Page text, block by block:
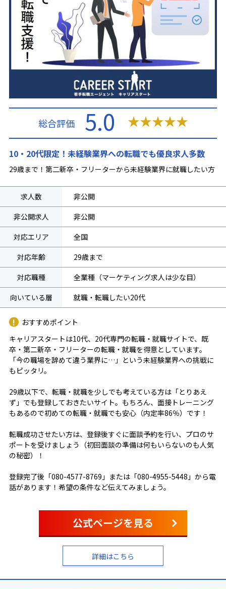
10・20代限定！未経験業界への転職でも優良求人多数
29歳まで！第二新卒・フリーターから未経験業界に就職したい方
総合評価 5.0 ★★★★★
公式ページを見る
詳細はこちら
求人数
非公開
非公開求人
非公開
対応エリア
全国
対応年齢
29歳まで
対応職種
全業種（マーケティング求人は少な目）
向いている層
就職・転職したい20代
おすすめポイント
キャリアスタートは10代、20代専門の転職・就職サイトで、既
卒・第二新卒・フリーターの転職・就職を得意としています。
「今の職場を辞めて違う業界に…」という未経験業界への挑戦に
もピッタリ。
29歳以下で、転職・就職を少しでも考えている方は「とりあえ
ず」でも登録しておきたいサイト。もちろん、面接トレーニング
もあるので初めての転職・就職でも安心（内定率86％）です！
転職成功させたい方は、登録後すぐに面談予約を行い、プロのサ
ポートを受けましょう（初回面談の準備は何もいらないのも人気
の秘密）！
登録完了後「080-4577-8769」または「080-4955-5448」から電
話があります！希望の条件など伝えてみましょう。